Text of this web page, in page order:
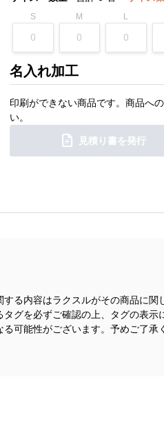
S M L
名入れ加工
印刷ができない商品です。商品へ
い。
見積り書を発行
る内容はラクスルがその商品に関
グを必ずご確認の上、タグの表示
可能性がございます。予めご了承